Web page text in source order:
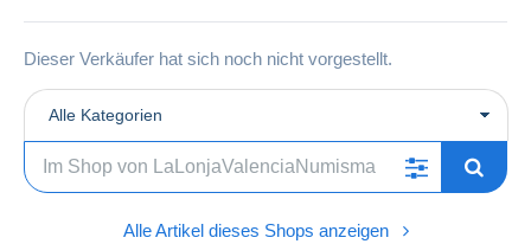
Dieser Verkäufer hat sich noch nicht vorgestellt.
Alle Kategorien
Alle Artikel dieses Shops anzeigen